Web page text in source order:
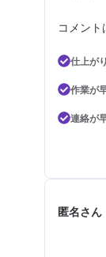
コメン
仕上が
作業が
連絡が
匿名さん